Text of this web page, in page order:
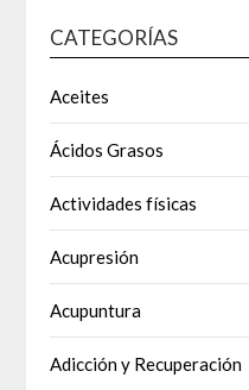
CATEGORÍAS
Aceites
Ácidos Grasos
Actividades físicas
Acupresión
Acupuntura
Adicción y Recuperación